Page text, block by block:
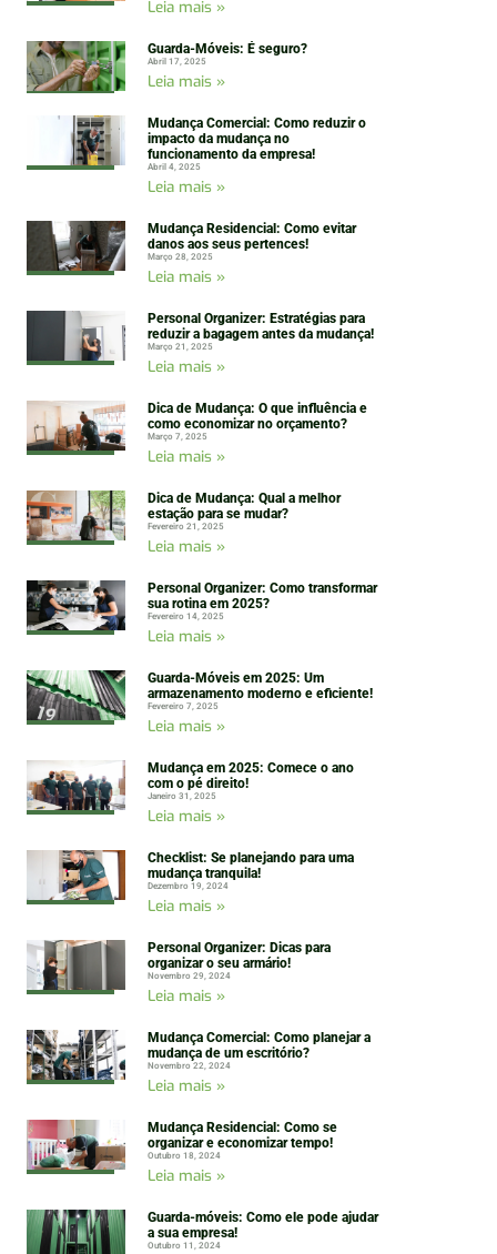
Leia mais »
Guarda-Móveis: É seguro?
Abril 17, 2025
Leia mais »
Mudança Comercial: Como reduzir o
impacto da mudança no
funcionamento da empresa!
Abril 4, 2025
Leia mais »
Mudança Residencial: Como evitar
danos aos seus pertences!
Março 28, 2025
Leia mais »
Personal Organizer: Estratégias para
reduzir a bagagem antes da mudança!
Março 21, 2025
Leia mais »
Dica de Mudança: O que influência e
como economizar no orçamento?
Março 7, 2025
Leia mais »
Dica de Mudança: Qual a melhor
estação para se mudar?
Fevereiro 21, 2025
Leia mais »
Personal Organizer: Como transformar
sua rotina em 2025?
Fevereiro 14, 2025
Leia mais »
Guarda-Móveis em 2025: Um
armazenamento moderno e eficiente!
Fevereiro 7, 2025
Leia mais »
Mudança em 2025: Comece o ano
com o pé direito!
Janeiro 31, 2025
Leia mais »
Checklist: Se planejando para uma
mudança tranquila!
Dezembro 19, 2024
Leia mais »
Personal Organizer: Dicas para
organizar o seu armário!
Novembro 29, 2024
Leia mais »
Mudança Comercial: Como planejar a
mudança de um escritório?
Novembro 22, 2024
Leia mais »
Mudança Residencial: Como se
organizar e economizar tempo!
Outubro 18, 2024
Leia mais »
Guarda-móveis: Como ele pode ajudar
a sua empresa!
Outubro 11, 2024